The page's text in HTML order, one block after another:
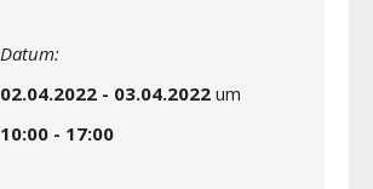
Datum:
02.04.2022 - 03.04.2022 um
10:00 - 17:00